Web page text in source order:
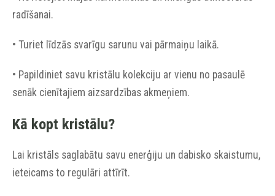
radīšanai.
• Turiet līdzās svarīgu sarunu vai pārmaiņu laikā.
• Papildiniet savu kristālu kolekciju ar vienu no pasaulē
senāk cienītajiem aizsardzības akmeņiem.
Kā kopt kristālu?
Lai kristāls saglabātu savu enerģiju un dabisko skaistumu,
ieteicams to regulāri attīrīt.